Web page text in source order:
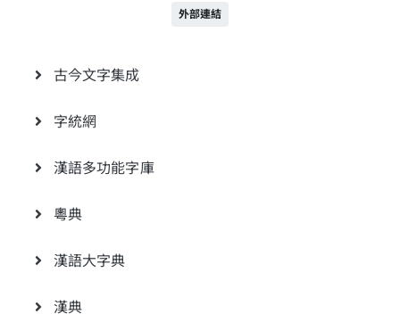
外部連結
古今文字集成
字統網
漢語多功能字庫
粵典
漢語大字典
漢典